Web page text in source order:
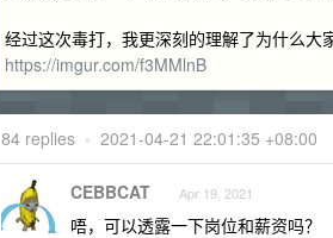
经过这次毒打，我更深刻的理解了为什么大
https://imgur.com/f3MMlnB
84 replies • 2021-04-21 22:01:35 +08:00
CEBBCAT Apr 19, 2021
唔，可以透露一下岗位和薪资吗？